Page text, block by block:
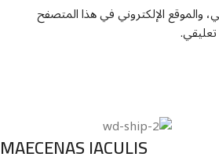
والموقع الإلكتروني في هذا المتصفح
MAECENAS IACULIS